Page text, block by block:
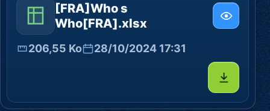
[FRA]Who s
Who[FRA].xlsx
206,55 Ko 28/10/2024 17:31